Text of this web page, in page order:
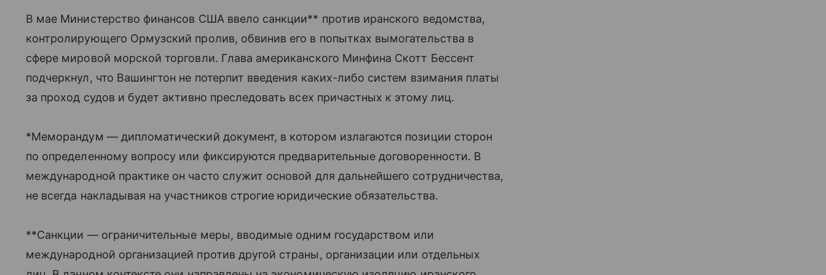
В мае Министерство финансов США ввело санкции** против иранского ведомства,
контролирующего Ормузский пролив, обвинив его в попытках вымогательства в
сфере мировой морской торговли. Глава американского Минфина Скотт Бессент
подчеркнул, что Вашингтон не потерпит введения каких-либо систем взимания платы
за проход судов и будет активно преследовать всех причастных к этому лиц.
*Меморандум — дипломатический документ, в котором излагаются позиции сторон
по определенному вопросу или фиксируются предварительные договоренности. В
международной практике он часто служит основой для дальнейшего сотрудничества,
не всегда накладывая на участников строгие юридические обязательства.
**Санкции — ограничительные меры, вводимые одним государством или
международной организацией против другой страны, организации или отдельных